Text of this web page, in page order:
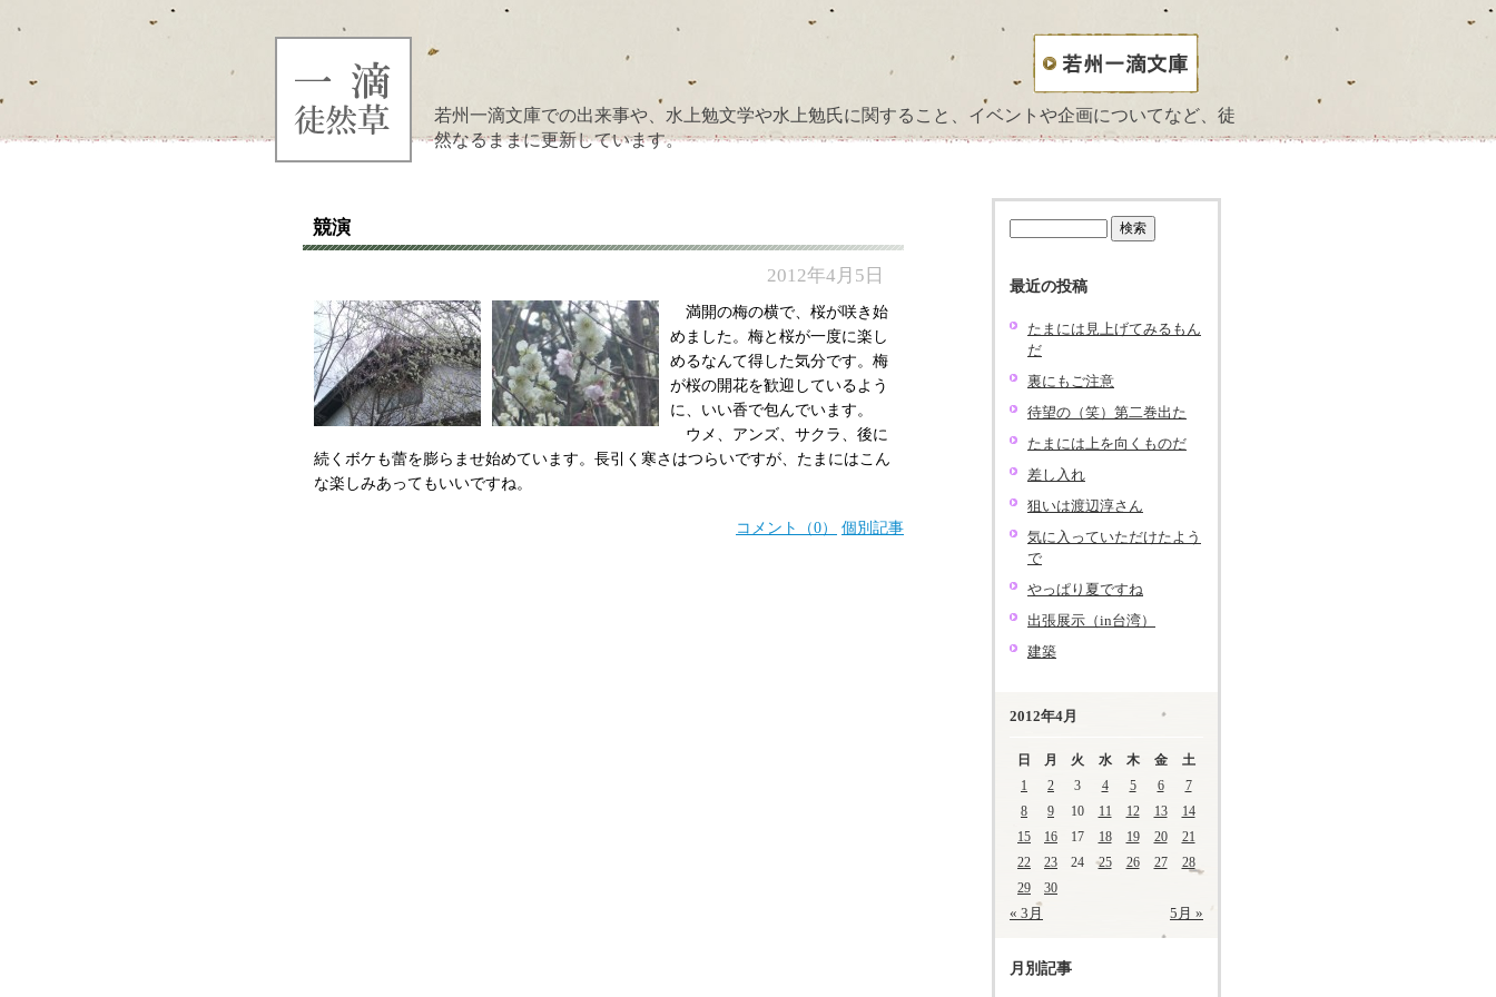
若州一滴文庫での出来事や、水上勉文学や水上勉氏に関すること、イベントや企画についてなど、徒
然なるままに更新しています。
競演
2012年4月5日
満開の梅の横で、桜が咲き始
めました。梅と桜が一度に楽し
めるなんて得した気分です。梅
が桜の開花を歓迎しているよう
に、いい香で包んでいます。
ウメ、アンズ、サクラ、後に
続くボケも蕾を膨らませ始めています。長引く寒さはつらいですが、たまにはこん
な楽しみあってもいいですね。
コメント（0） 個別記事
最近の投稿
たまには見上げてみるもん
だ
裏にもご注意
待望の（笑）第二巻出た
たまには上を向くものだ
差し入れ
狙いは渡辺淳さん
気に入っていただけたよう
で
やっぱり夏ですね
出張展示（in台湾）
建築
2012年4月
日 月 火 水 木 金
土
1
2 3 4 5 6
7
8
9 10 11 12 13
14
15
16 17 18 19 20
21
22
23 24 25 26 27
28
29
30
« 3月 5月 »
月別記事